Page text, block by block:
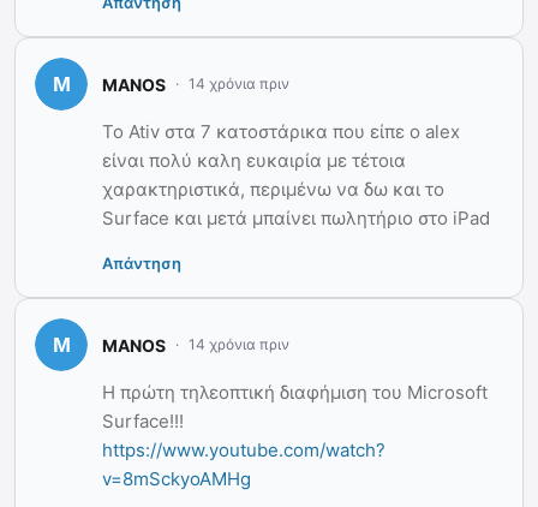
MANOS 14 χρόνια πριν
Το Ativ στα 7 κατοστάρικα που είπε ο alex
είναι πολύ καλη ευκαιρία με τέτοια
χαρακτηριστικά, περιμένω να δω και το
Surface και μετά μπαίνει πωλητήριο στο iPad
Απάντηση
MANOS 14 χρόνια πριν
Η πρώτη τηλεοπτική διαφήμιση του Microsoft
Surface!!!
https://www.youtube.com/watch?
v=8mSckyoAMHg